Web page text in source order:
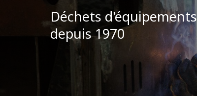
Déchets d'équipements
depuis 1970